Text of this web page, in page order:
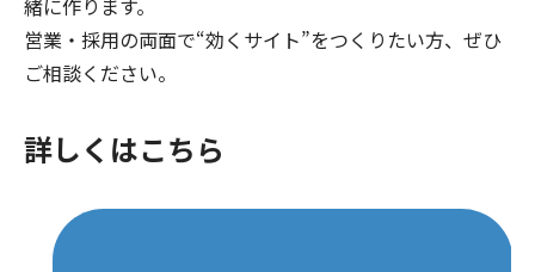
緒に作ります。
営業・採用の両面で“効くサイト”をつくりたい方、ぜひ
ご相談ください。
詳しくはこちら